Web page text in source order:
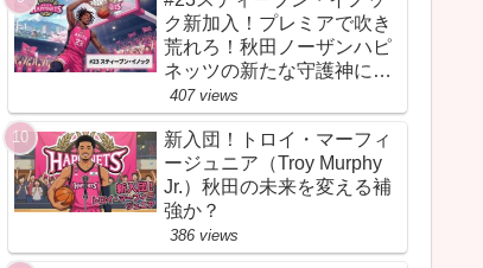
ク新加入！プレミアで吹き
荒れろ！秋田ノーザンハピ
ネッツの新たな守護神にな
るか
407 views
新入団！トロイ・マーフィ
ージュニア（Troy Murphy
Jr.）秋田の未来を変える補
強か？
386 views